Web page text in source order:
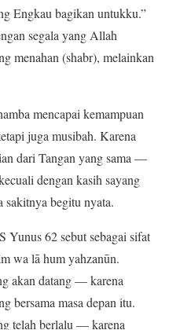
Engkau bagikan untukku.”
segala yang Allah
menahan (shabr), melainkan
mencapai kemampuan
juga musibah. Karena
dari Tangan yang sama —
dengan kasih sayang
sakitnya begitu nyata.
62 sebut sebagai sifat
wa lā hum yahzanūn.
akan datang — karena
bersama masa depan itu.
telah berlalu — karena